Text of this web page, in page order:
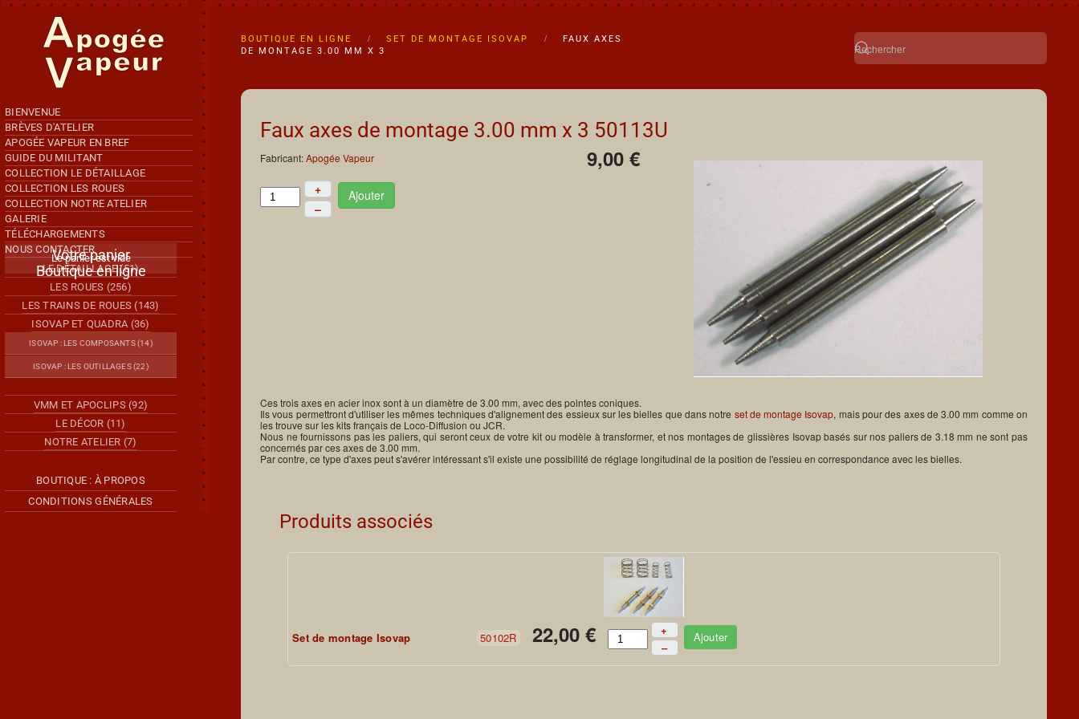
Accéder au contenu principal
BIENVENUE
BRÈVES D'ATELIER
APOGÉE VAPEUR EN BREF
GUIDE DU MILITANT
COLLECTION LE DÉTAILLAGE
COLLECTION LES ROUES
COLLECTION NOTRE ATELIER
GALERIE
TÉLÉCHARGEMENTS
NOUS CONTACTER
Votre panier
Le panier est vide
Boutique en ligne
LE DÉTAILLAGE (51)
LES ROUES (256)
LES TRAINS DE ROUES (143)
ISOVAP ET QUADRA (36)
ISOVAP : LES COMPOSANTS (14)
ISOVAP : LES OUTILLAGES (22)
VMM ET APOCLIPS (92)
LE DÉCOR (11)
NOTRE ATELIER (7)
BOUTIQUE : À PROPOS
CONDITIONS GÉNÉRALES
BOUTIQUE EN LIGNE SET DE MONTAGE ISOVAP
FAUX AXES
DE MONTAGE 3.00 MM X 3
Faux axes de montage 3.00 mm x 3 50113U
9,00 €
Fabricant:Apogée Vapeur
+
–
Ajouter
Ces trois axes en acier inox sont à un diamètre de 3.00 mm, avec des pointes coniques.
Ils vous permettront d'utiliser les mêmes techniques d'alignement des essieux sur les bielles que dans notre set de montage Isovap, mais pour des axes de 3.00 mm comme on
les trouve sur les kits français de Loco-Diffusion ou JCR.
Nous ne fournissons pas les paliers, qui seront ceux de votre kit ou modèle à transformer, et nos montages de glissières Isovap basés sur nos paliers de 3.18 mm ne sont pas
concernés par ces axes de 3.00 mm.
Par contre, ce type d'axes peut s'avérer intéressant s'il existe une possibilité de réglage longitudinal de la position de l'essieu en correspondance avec les bielles.
Produits associés
Set de montage Isovap 50102R 22,00 €
+
–
Ajouter